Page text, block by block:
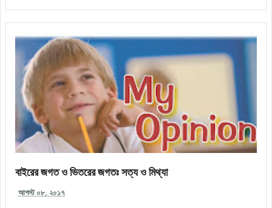
বাইরের জগত ও ভিতরের জগতঃ সত্য ও মিথ্যা
আগস্ট ০৮, ২০১৭